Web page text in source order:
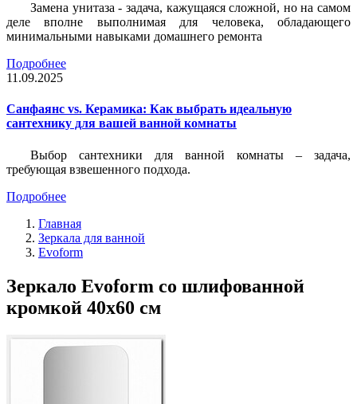
Замена унитаза - задача, кажущаяся сложной, но на самом
деле вполне выполнимая для человека, обладающего
минимальными навыками домашнего ремонта
Подробнее
11.09.2025
Санфаянс vs. Керамика: Как выбрать идеальную
сантехнику для вашей ванной комнаты
Выбор сантехники для ванной комнаты – задача,
требующая взвешенного подхода.
Подробнее
Главная
Зеркала для ванной
Evoform
Зеркало Evoform со шлифованной
кромкой 40х60 см